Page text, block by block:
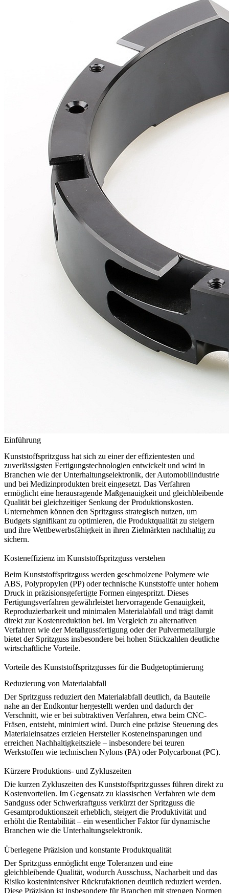
Einführung
Kunststoffspritzguss hat sich zu einer der effizientesten und
zuverlässigsten Fertigungstechnologien entwickelt und wird in
Branchen wie derUnterhaltungselektronik, der Automobilindustrie
und bei Medizinprodukten breit eingesetzt. Das Verfahren
ermöglicht eine herausragende Maßgenauigkeit und gleichbleibende
Qualität bei gleichzeitiger Senkung der Produktionskosten.
Unternehmen können den Spritzguss strategisch nutzen, um
Budgets signifikant zu optimieren, die Produktqualität zu steigern
und ihre Wettbewerbsfähigkeit in ihren Zielmärkten nachhaltig zu
sichern.
Kosten­effizienz im Kunststoffspritzguss verstehen
Beim Kunststoffspritzguss werden geschmolzene Polymere wie
ABS, Polypropylen (PP) oder technische Kunststoffe unter hohem
Druck in präzisionsgefertigte Formen eingespritzt. Dieses
Fertigungsverfahren gewährleistet hervorragende Genauigkeit,
Reproduzierbarkeit und minimalen Materialabfall und trägt damit
direkt zur Kostenreduktion bei. Im Vergleich zu alternativen
Verfahren wie derMetallgussfertigung oder derPulvermetallurgie
bietet der Spritzguss insbesondere bei hohen Stückzahlen deutliche
wirtschaftliche Vorteile.
Vorteile des Kunststoffspritzgusses für die Budgetoptimierung
Reduzierung von Materialabfall
Der Spritzguss reduziert den Materialabfall deutlich, da Bauteile
nahe an der Endkontur hergestellt werden und dadurch der
Verschnitt, wie er bei subtraktiven Verfahren, etwa beim CNC-
Fräsen, entsteht, minimiert wird. Durch eine präzise Steuerung des
Materialeinsatzes erzielen Hersteller Kosteneinsparungen und
erreichen Nachhaltigkeitsziele – insbesondere bei teuren
Werkstoffen wie technischen Nylons (PA) oderPolycarbonat (PC).
Kürzere Produktions- und Zykluszeiten
Die kurzen Zykluszeiten des Kunststoffspritzgusses führen direkt zu
Kostenvorteilen. Im Gegensatz zu klassischen Verfahren wie dem
Sandguss oder Schwerkraftguss verkürzt der Spritzguss die
Gesamtproduktionszeit erheblich, steigert die Produktivität und
erhöht die Rentabilität – ein wesentlicher Faktor für dynamische
Branchen wie die Unterhaltungselektronik.
Überlegene Präzision und konstante Produktqualität
Der Spritzguss ermöglicht enge Toleranzen und eine
gleichbleibende Qualität, wodurch Ausschuss, Nacharbeit und das
Risiko kostenintensiver Rückrufaktionen deutlich reduziert werden.
Diese Präzision ist insbesondere für Branchen mit strengen Normen